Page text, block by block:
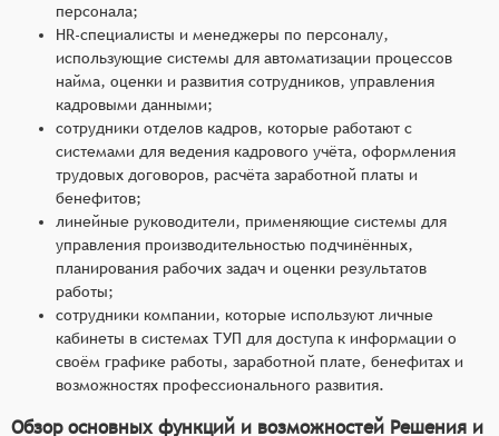
персонала;
HR-специалисты и менеджеры по персоналу,
использующие системы для автоматизации процессов
найма, оценки и развития сотрудников, управления
кадровыми данными;
сотрудники отделов кадров, которые работают с
системами для ведения кадрового учёта, оформления
трудовых договоров, расчёта заработной платы и
бенефитов;
линейные руководители, применяющие системы для
управления производительностью подчинённых,
планирования рабочих задач и оценки результатов
работы;
сотрудники компании, которые используют личные
кабинеты в системах ТУП для доступа к информации о
своём графике работы, заработной плате, бенефитах и
возможностях профессионального развития.
Обзор основных функций и возможностей Решения и